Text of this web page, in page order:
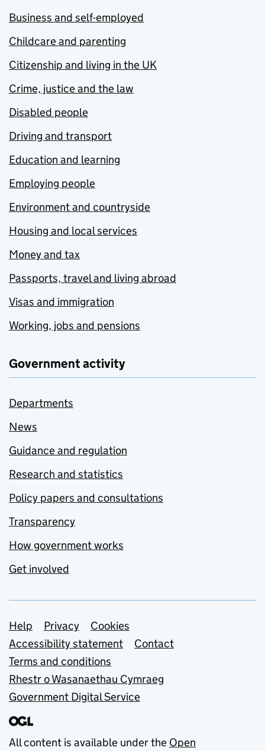
Business and self-employed
Childcare and parenting
Citizenship and living in the UK
Crime, justice and the law
Disabled people
Driving and transport
Education and learning
Employing people
Environment and countryside
Housing and local services
Money and tax
Passports, travel and living abroad
Visas and immigration
Working, jobs and pensions
Government activity
Departments
News
Guidance and regulation
Research and statistics
Policy papers and consultations
Transparency
How government works
Get involved
Support links
Help Privacy
Cookies
Accessibility statement
Contact
Terms and conditions
Rhestr o Wasanaethau Cymraeg
Government Digital Service
All content is available under the Open